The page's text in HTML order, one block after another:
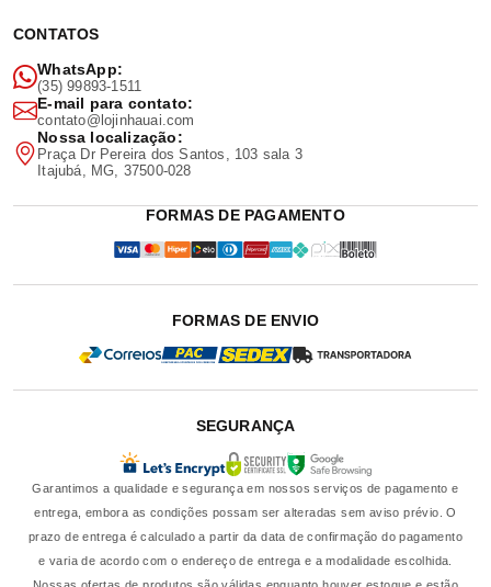
CONTATOS
WhatsApp:
(35) 99893-1511
E-mail para contato:
contato@lojinhauai.com
Nossa localização:
Praça Dr Pereira dos Santos, 103 sala 3
Itajubá, MG, 37500-028
FORMAS DE PAGAMENTO
FORMAS DE ENVIO
SEGURANÇA
Garantimos a qualidade e segurança em nossos serviços de pagamento e
entrega, embora as condições possam ser alteradas sem aviso prévio. O
prazo de entrega é calculado a partir da data de confirmação do pagamento
e varia de acordo com o endereço de entrega e a modalidade escolhida.